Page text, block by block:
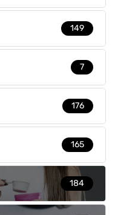
149
7
176
165
184